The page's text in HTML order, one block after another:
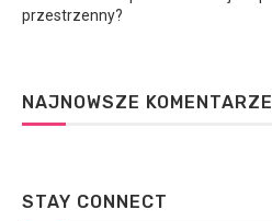
przestrzenny?
NAJNOWSZE KOMENTARZE
STAY CONNECT